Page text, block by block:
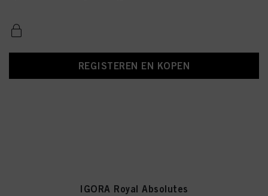
REGISTEREN EN KOPEN
IGORA Royal Absolutes